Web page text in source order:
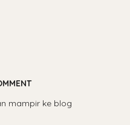
mampir ke blog